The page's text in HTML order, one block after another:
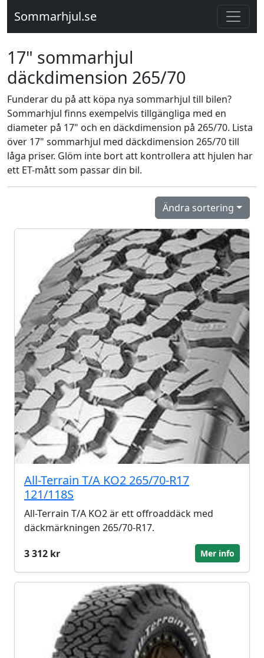
Sommarhjul.se
17" sommarhjul
däckdimension 265/70
Funderar du på att köpa nya sommarhjul till bilen?
Sommarhjul finns exempelvis tillgängliga med en
diameter på 17" och en däckdimension på 265/70. Lista
över 17" sommarhjul med däckdimension 265/70 till
låga priser. Glöm inte bort att kontrollera att hjulen har
ett ET-mått som passar din bil.
Ändra sortering
All-Terrain T/A KO2 265/70-R17
121/118S
All-Terrain T/A KO2 är ett offroaddäck med
däckmärkningen 265/70-R17.
3 312 kr
Mer info